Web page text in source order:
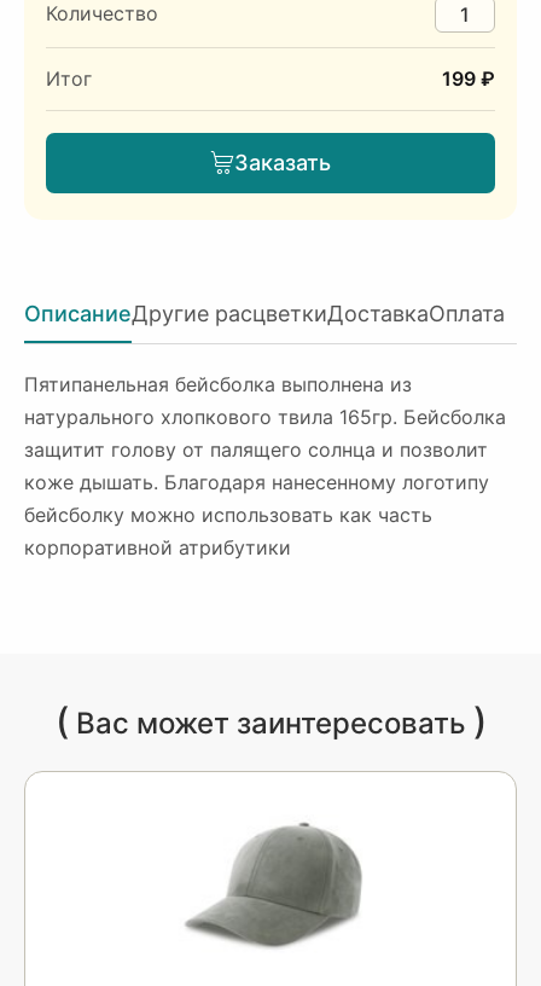
Количество
Итог 199 ₽
Заказать
ОписаниеДругие расцветкиДоставкаОплата
Пятипанельная бейсболка выполнена из
натурального хлопкового твила 165гр. Бейсболка
защитит голову от палящего солнца и позволит
коже дышать. Благодаря нанесенному логотипу
бейсболку можно использовать как часть
корпоративной атрибутики
( Вас может заинтересовать )